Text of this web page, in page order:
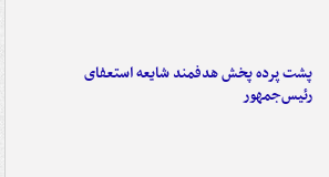
پشت پرده پخش هدفمند شایعه استعفای
رئیس‌جمهور